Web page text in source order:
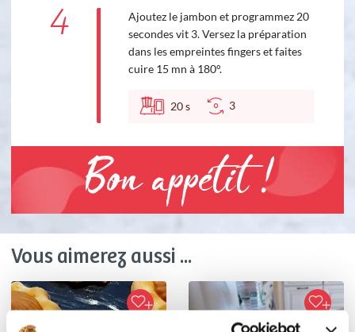
4
Ajoutez le jambon et programmez 20
secondes vit 3. Versez la préparation
dans les empreintes fingers et faites
cuire 15 mn à 180°.
20s 3
Bon appétit !
Vous aimerez aussi ...